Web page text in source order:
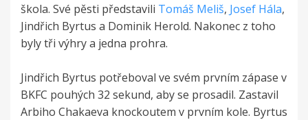
škola. Své pěsti představili Tomáš Meliš, Josef Hála,
Jindřich Byrtus a Dominik Herold. Nakonec z toho
byly tři výhry a jedna prohra.
Jindřich Byrtus potřeboval ve svém prvním zápase v
BKFC pouhých 32 sekund, aby se prosadil. Zastavil
Arbiho Chakaeva knockoutem v prvním kole. Byrtus